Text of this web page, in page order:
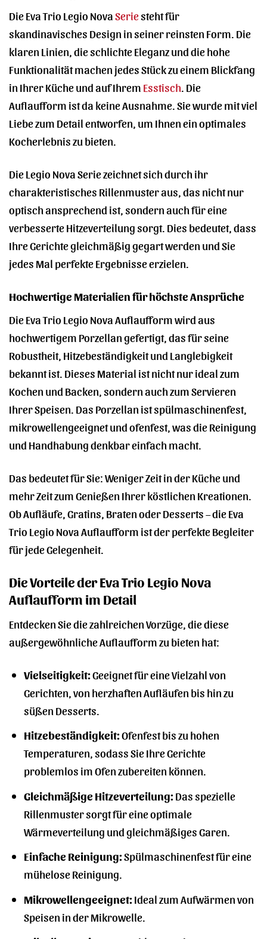
Die Eva Trio Legio NovaSeriesteht für
skandinavisches Design in seiner reinsten Form. Die
klaren Linien, die schlichte Eleganz und die hohe
Funktionalität machen jedes Stück zu einem Blickfang
in Ihrer Küche und auf Ihrem Esstisch . Die
Auflaufform ist da keine Ausnahme. Sie wurde mit viel
Liebe zum Detail entworfen, um Ihnen ein optimales
Kocherlebnis zu bieten.
Die Legio Nova Serie zeichnet sich durch ihr
charakteristisches Rillenmuster aus, das nicht nur
optisch ansprechend ist, sondern auch für eine
verbesserte Hitzeverteilung sorgt. Dies bedeutet, dass
Ihre Gerichte gleichmäßig gegart werden und Sie
jedes Mal perfekte Ergebnisse erzielen.
Hochwertige Materialien für höchste Ansprüche
Die Eva Trio Legio Nova Auflaufform wird aus
hochwertigem Porzellan gefertigt, das für seine
Robustheit, Hitzebeständigkeit und Langlebigkeit
bekannt ist. Dieses Material ist nicht nur ideal zum
Kochen und Backen, sondern auch zum Servieren
Ihrer Speisen. Das Porzellan ist spülmaschinenfest,
mikrowellengeeignet und ofenfest, was die Reinigung
und Handhabung denkbar einfach macht.
Das bedeutet für Sie: Weniger Zeit in der Küche und
mehr Zeit zum Genießen Ihrer köstlichen Kreationen.
Ob Aufläufe, Gratins, Braten oder Desserts – die Eva
Trio Legio Nova Auflaufform ist der perfekte Begleiter
für jede Gelegenheit.
Die Vorteile der Eva Trio Legio Nova
Auflaufform im Detail
Entdecken Sie die zahlreichen Vorzüge, die diese
außergewöhnliche Auflaufform zu bieten hat:
Vielseitigkeit:Geeignet für eine Vielzahl von
Gerichten, von herzhaften Aufläufen bis hin zu
süßen Desserts.
Hitzebeständigkeit:Ofenfest bis zu hohen
Temperaturen, sodass Sie Ihre Gerichte
problemlos im Ofen zubereiten können.
Gleichmäßige Hitzeverteilung:Das spezielle
Rillenmuster sorgt für eine optimale
Wärmeverteilung und gleichmäßiges Garen.
Einfache Reinigung:Spülmaschinenfest für eine
mühelose Reinigung.
Mikrowellengeeignet:Ideal zum Aufwärmen von
Speisen in der Mikrowelle.